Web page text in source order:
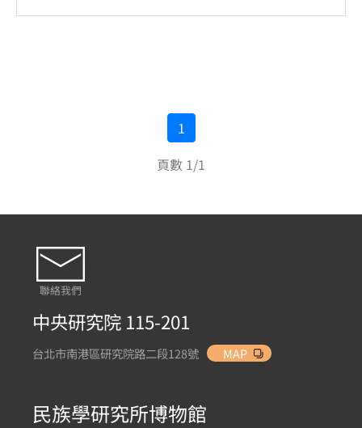
1
頁數 1/1
聯絡我們
中央研究院 115-201
台北市南港區研究院路二段128號 MAP
民族學研究所博物館